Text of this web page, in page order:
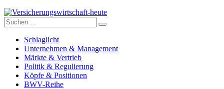
Versicherungswirtschaft-heute
Suche
nach:
Schlaglicht
Unternehmen & Management
Märkte & Vertrieb
Politik & Regulierung
Köpfe & Positionen
BWV-Reihe